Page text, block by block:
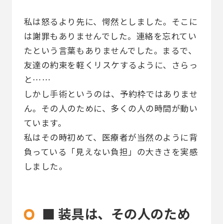
私は怒るより先に、愕然としました。そこに
は謝罪もありませんでした。連絡を忘れてい
たという言葉もありませんでした。まるで、
友達の約束を軽くリスケするように、さらっ
と……
しかし手術というのは、予約枠ではありませ
ん。その人のために、多くの人の時間が動い
ています。
私はその時初めて、医療者が当然のように背
負っている「見えない負担」の大きさを実感
しました。
■ 装具は、その人のため